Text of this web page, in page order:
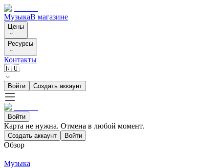
МузыкаВ магазине
Цены
Ресурсы
Контакты
🇷🇺
Войти Создать аккаунт
Войти
Карта не нужна. Отмена в любой момент.
Создать аккаунт Войти
Обзор
Музыка